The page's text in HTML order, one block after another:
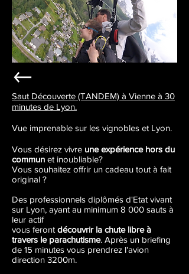
Saut Découverte (TANDEM) à Vienne à 30
minutes de Lyon.
Vue imprenable sur les vignobles et Lyon.
Vous désirez vivre une expérience hors du
commun et inoubliable?
Vous souhaitez offrir un cadeau tout à fait
original ?
Des professionnels diplômés d'Etat vivant
sur Lyon, ayant au minimum 8 000 sauts à
leur actif
vous feront découvrir la chute libre à
travers le parachutisme. Après un briefing
de 15 minutes vous prendrez l'avion
direction 3200m.